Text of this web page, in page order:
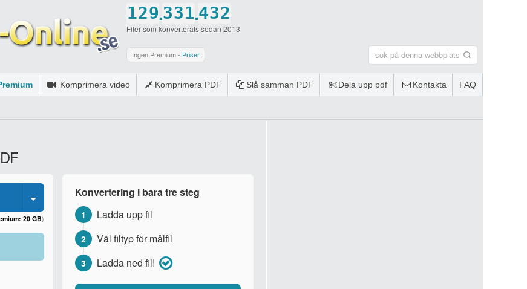
1
2
3
4
5
6
0
2
3
4
5
6
7
9
0
.3
4
5
6
7
8
3
4
5
6
7
8
1
2
3
4
5
6
0
.4
5
6
7
8
9
3
4
6
7
8
2
3
5
6
7
Filer som konverterats sedan 2013
Ingen Premium - Priser
Komprimera video Komprimera PDF Slå samman PDF Dela upp pdf Kontakta FAQ
20 GB)
Konvertering i bara tre steg
1 Ladda upp fil
2 Väl filtyp för målfil
3 Ladda ned fil!